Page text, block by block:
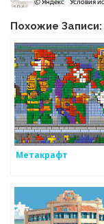
Похожие Записи:
Метакрафт